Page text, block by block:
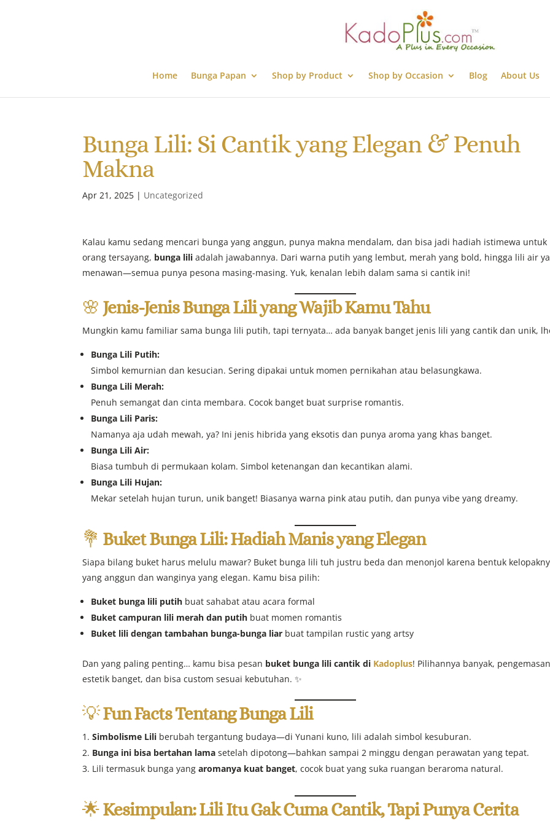
Home Bunga Papan Shop by Product Shop by Occasion Blog About Us
Bunga Lili: Si Cantik yang Elegan & Penuh
Makna
Apr 21, 2025 | Uncategorized
Kalau kamu sedang mencari bunga yang anggun, punya makna mendalam, dan bisa jadi hadiah istimewa untuk
orang tersayang, bunga lili adalah jawabannya. Dari warna putih yang lembut, merah yang bold, hingga lili air
menawan—semua punya pesona masing-masing. Yuk, kenalan lebih dalam sama si cantik ini!
🌸 Jenis-Jenis Bunga Lili yang Wajib Kamu Tahu
Mungkin kamu familiar sama bunga lili putih, tapi ternyata… ada banyak banget jenis lili yang cantik dan unik,
Bunga Lili Putih:
Simbol kemurnian dan kesucian. Sering dipakai untuk momen pernikahan atau belasungkawa.
Bunga Lili Merah:
Penuh semangat dan cinta membara. Cocok banget buat surprise romantis.
Bunga Lili Paris:
Namanya aja udah mewah, ya? Ini jenis hibrida yang eksotis dan punya aroma yang khas banget.
Bunga Lili Air:
Biasa tumbuh di permukaan kolam. Simbol ketenangan dan kecantikan alami.
Bunga Lili Hujan:
Mekar setelah hujan turun, unik banget! Biasanya warna pink atau putih, dan punya vibe yang dreamy.
💐 Buket Bunga Lili: Hadiah Manis yang Elegan
Siapa bilang buket harus melulu mawar? Buket bunga lili tuh justru beda dan menonjol karena bentuk
yang anggun dan wanginya yang elegan. Kamu bisa pilih:
Buket bunga lili putih buat sahabat atau acara formal
Buket campuran lili merah dan putih buat momen romantis
Buket lili dengan tambahan bunga-bunga liar buat tampilan rustic yang artsy
Dan yang paling penting… kamu bisa pesan buket bunga lili cantik di Kadoplus! Pilihannya banyak,
estetik banget, dan bisa custom sesuai kebutuhan. ✨
💡Fun Facts Tentang Bunga Lili
Simbolisme Lili berubah tergantung budaya—di Yunani kuno, lili adalah simbol kesuburan.
Bunga ini bisa bertahan lama setelah dipotong—bahkan sampai 2 minggu dengan perawatan yang tepat.
Lili termasuk bunga yangaromanya kuat banget, cocok buat yang suka ruangan beraroma natural.
🌟Kesimpulan: Lili Itu Gak Cuma Cantik, Tapi Punya Cerita